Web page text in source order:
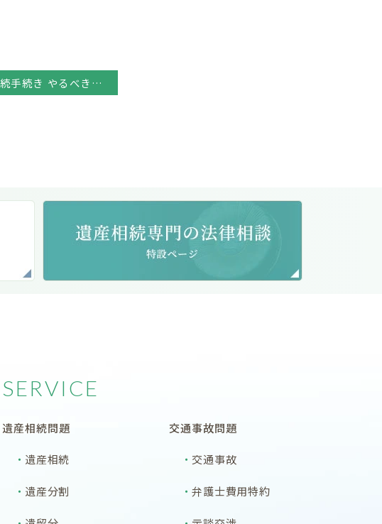
相続手続き やるべきこと
SERVICE
遺産相続問題
遺産相続
遺産分割
交通事故問題
交通事故
弁護士費用特約